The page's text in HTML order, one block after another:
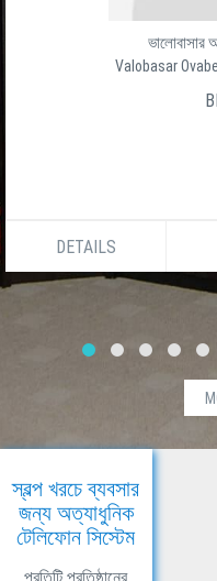
ভালোবাসার
Valobasar
DETAILS
স্বল্প খরচে ব্যবসার
জন্য অত্যাধুনিক
টেলিফোন সিস্টেম